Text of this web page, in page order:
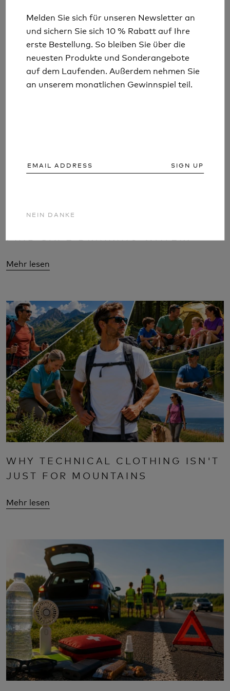
Melden Sie sich für unseren Newsletter an
und sichern Sie sich 10 % Rabatt auf Ihre
erste Bestellung. So bleiben Sie über die
neuesten Produkte und Sonderangebote
auf dem Laufenden. Außerdem nehmen Sie
an unserem monatlichen Gewinnspiel teil.
SIGN UP
NEIN DANKE
Mehr lesen
WHY TECHNICAL CLOTHING ISN'T
JUST FOR MOUNTAINS
Mehr lesen
Melden Sie sich für unseren Newsletter an
und sichern Sie sich 10 % Rabatt auf Ihre
erste Bestellung. So bleiben Sie über die
neuesten Produkte und Sonderangebote
auf dem Laufenden. Außerdem nehmen Sie
an unserem monatlichen Gewinnspiel teil.
SIGN UP
NEIN DANKE